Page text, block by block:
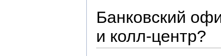
Банковский
и колл-центр?